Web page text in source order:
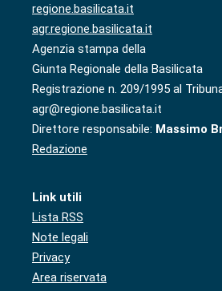
regione.basilicata.it
agr.regione.basilicata.it
Agenzia stampa della
Giunta Regionale della Basilicata
Registrazione n. 209/1995 al
agr@regione.basilicata.it
Direttore responsabile: Massimo
Redazione
Link utili
Lista RSS
Note legali
Privacy
Area riservata